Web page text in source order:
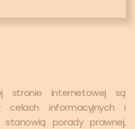
stronie internetowej są
celach informacyjnych i
porady prawnej,